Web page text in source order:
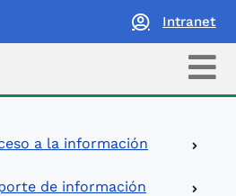
Intranet
de Tierras
a la información
de información